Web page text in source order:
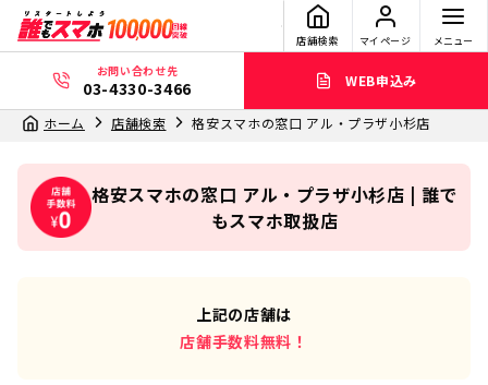
店舗検索 マイページ メニュー
お問い合わせ先
03-4330-3466 WEB申込み
ホーム 店舗検索 格安スマホの窓口 アル・プラザ小杉店
格安スマホの窓口 アル・プラザ小杉店 | 誰で
もスマホ取扱店
上記の店舗は
店舗手数料無料！